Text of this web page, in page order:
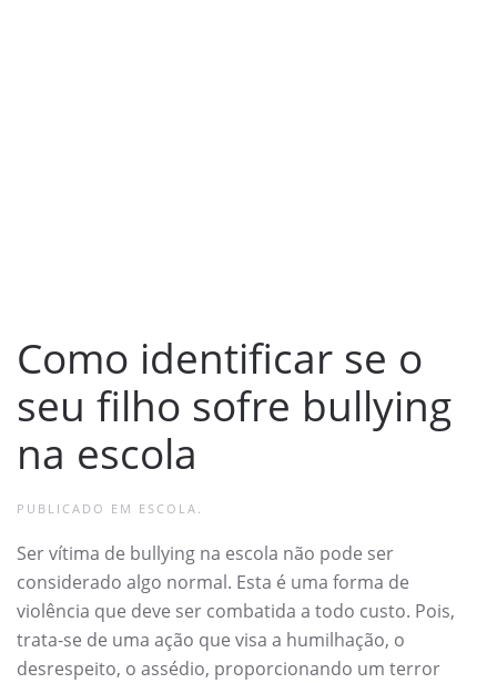
Como identificar se o
seu filho sofre bullying
na escola
PUBLICADO EM ESCOLA .
Ser vítima de bullying na escola não pode ser
considerado algo normal. Esta é uma forma de
violência que deve ser combatida a todo custo. Pois,
trata-se de uma ação que visa a humilhação, o
desrespeito, o assédio, proporcionando um terror